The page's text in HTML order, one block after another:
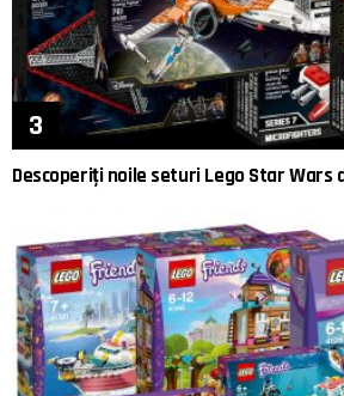
Descoperiți noile seturi Lego Star Wars